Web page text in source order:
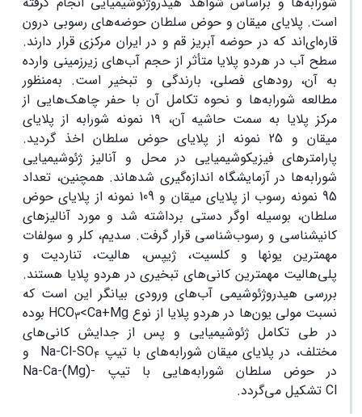
است. پلایای میقان و حوض سلطان حوضههای رسوبی درون
قاره‌ای‌اند که در حوضه آبریز قم و در ایران مرکزی قرار دارند.
‌سطح آب در هردو پلایا متأثر از حجم آبها‏ی زیرزمینی وارده
به آن، رودهای فصلی، بارندگی و تبخیر است. به‌منظور
مطالعه شورابه‌‌ها و نحوه تکامل آن با حفر چاهک‌‌هایی از
مرکز پلایا به سمت حاشیه آن، ١٩ نمونه شورابه از پلایای
میقان و 25 نمونه از پلایای حوض سلطان اخذ گردید.
پارامترهای فیزیکوشیمیایی در محل و آنالیز ژئوشیمیایی
شورابه‌ها در آزمایشگاه اندازه‌گیری شده‎اند. همچنین، تعداد
95 نمونه رسوب از پلایای میقان و 109 نمونه از پلایای حوض
سلطان، بوسیله اوگر دستی برداشته شد و مورد آنالیزهای
کانی‎شناسی و رسوب‌شناسی قرار گرفت. سدیم، کلر و سولفات
مهمترین یون‎ها و کلسیت، ژیپس،
هالیت، تناردیت و
پلیهالیت مهمترین کانی‌های تبخیری در هردو پلایا هستند.
بررسی هیدروژئوشیمی آبها‏ی ورودی بیانگر این است که
نسبت مولی یون‌ها در هردو پلایا از نوع
HCO3<Ca+Mg
بوده
در طی تکامل ژئوشیمیایی و پس از جدایش کانی‌ها‌ی
مختلف، در پلایای میقان شورابه‌‌های با تیپ Na-Cl-SO4
و
در حوض سلطان شورابههایی با تیپ Na-Ca-(Mg)-
Cl تشکیل می‌گردد.